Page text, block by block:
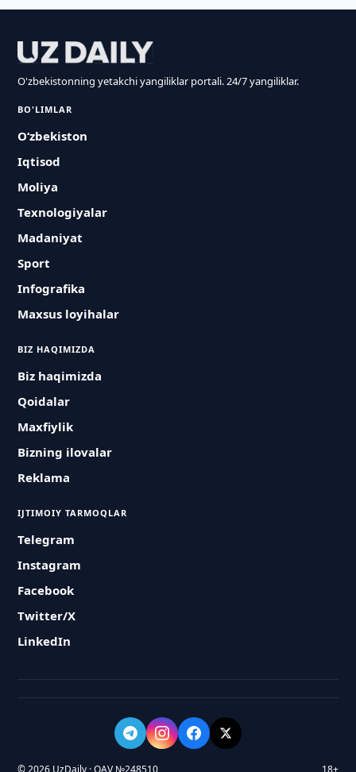
O'zbekistonning yetakchi yangiliklar portali. 24/7 yangiliklar.
BO'LIMLAR
O‘zbekiston
Iqtisod
Moliya
Texnologiyalar
Madaniyat
Sport
Infografika
Maxsus loyihalar
BIZ HAQIMIZDA
Biz haqimizda
Qoidalar
Maxfiylik
Bizning ilovalar
Reklama
IJTIMOIY TARMOQLAR
Telegram
Instagram
Facebook
Twitter/X
LinkedIn
© 2026 UzDaily · OAV №248510 18+